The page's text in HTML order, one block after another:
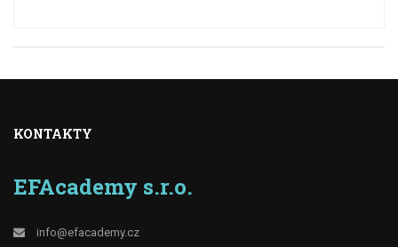
KONTAKTY
EFAcademy s.r.o.
info@efacademy.cz